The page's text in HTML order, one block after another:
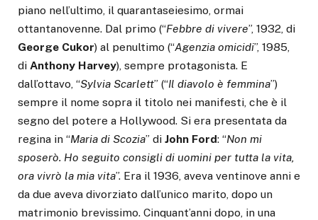
piano nell’ultimo, il quarantaseiesimo, ormai
ottantanovenne. Dal primo (“Febbre di vivere”, 1932, di
George Cukor) al penultimo (“Agenzia omicidi”, 1985,
di Anthony Harvey), sempre protagonista. E
dall’ottavo, “Sylvia Scarlett” (“Il diavolo è femmina”)
sempre il nome sopra il titolo nei manifesti, che è il
segno del potere a Hollywood. Si era presentata da
regina in “Maria di Scozia” di John Ford: “Non mi
sposerò. Ho seguito consigli di uomini per tutta la vita,
ora vivrò la mia vita”. Era il 1936, aveva ventinove anni e
da due aveva divorziato dall’unico marito, dopo un
matrimonio brevissimo. Cinquant’anni dopo, in una